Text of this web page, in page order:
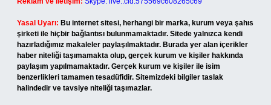
Yasal Uyarı: Bu internet sitesi, herhangi bir marka, kurum veya şahıs
şirketi ile hiçbir bağlantısı bulunmamaktadır. Sitede yalnızca kendi
hazırladığımız makaleler paylaşılmaktadır. Burada yer alan içerikler
haber niteliği taşımamakta olup, gerçek kurum ve kişiler hakkında
paylaşım yapılmamaktadır. Gerçek kurum ve kişiler ile isim
benzerlikleri tamamen tesadüfidir. Sitemizdeki bilgiler taslak
halindedir ve tavsiye niteliği taşımazlar.